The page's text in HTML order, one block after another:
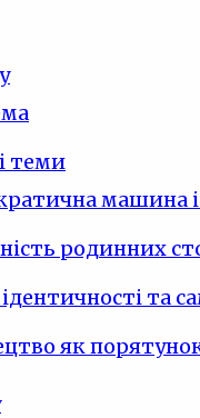
теми
машина і
родинних
та
як